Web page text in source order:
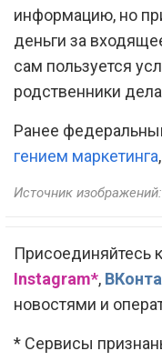
информацию, но
деньги за
сам пользуется
родственники
Ранее
гением маркетинга
Источник изображений:
Присоединяйтесь
Instagram*,
новостями и
* Сервисы